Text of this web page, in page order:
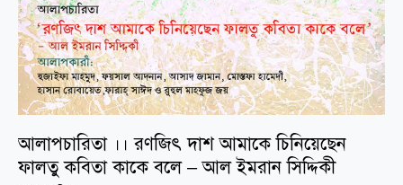
আলাপচারিতা ।। রণজিৎ দাশ আমাকে চিনিয়েছেন
ফালতু কবিতা কাকে বলে – আল ইমরান সিদ্দিকী
দাশ
আমাকে
চিনিয়েছেন
ফালতু
কবিতা
বলে
–